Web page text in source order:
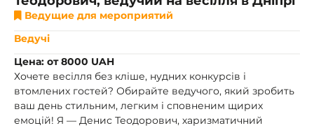
Ведущие для мероприятий
Ведучі
Цена: от 8000 UAH
Хочете весілля без кліше, нудних конкурсів і
втомлених гостей? Обирайте ведучого, який зробить
ваш день стильним, легким і сповненим щирих
емоцій! Я — Денис Теодорович, харизматичний